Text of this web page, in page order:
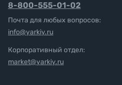
8-800-555-01-02
Почта для любых вопросов:
info@yarkiy.ru
Корпоративный отдел:
market@yarkiy.ru